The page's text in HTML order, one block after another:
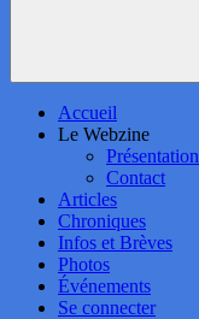
Accueil
Le Webzine
Présentation
Contact
Articles
Chroniques
Infos et Brèves
Photos
Événements
Se connecter